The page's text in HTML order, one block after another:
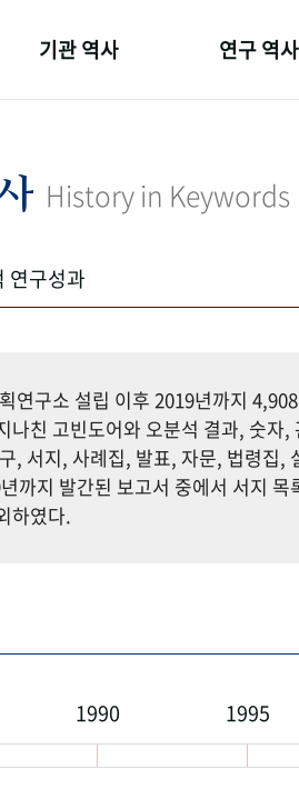
기관 역사
연구원 사람들
연구 역사
키워드로 보는 연
History in Keywords
연구성과
연구소 설립 이후 2019년까지
친 고빈도어와 오분석 결과, 숫
, 서지, 사례집, 발표, 자문, 법령집
까지 발간된 보고서 중에서 서지
하였다.
1990 1995